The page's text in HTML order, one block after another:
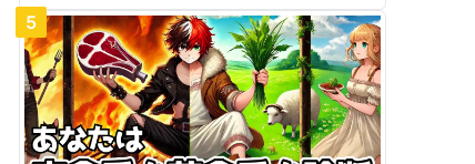
5